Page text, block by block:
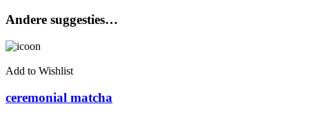
Andere suggesties…
Add to Wishlist
ceremonial matcha